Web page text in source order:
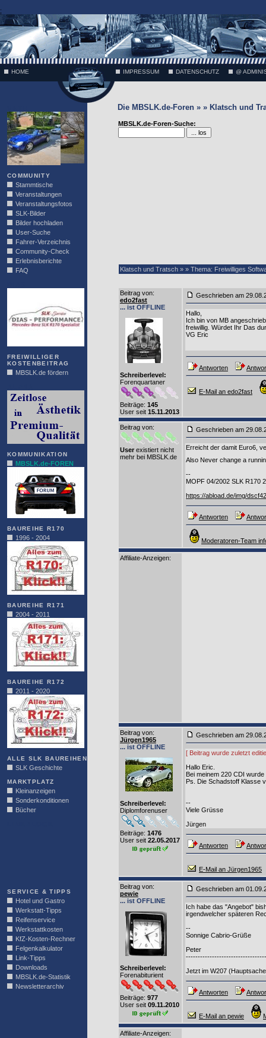
;
HOME IMPRESSUM DATENSCHUTZ @
COMMUNITY
Stammtische
Veranstaltungen
Veranstaltungsfotos
SLK-Bilder
Bilder hochladen
User-Suche
Fahrer-Verzeichnis
Community-Check
Erlebnisberichte
FAQ
FREIWILLIGER
KOSTENBEITRAG
MBSLK.de fördern
KOMMUNIKATION
MBSLK.de-FOREN
BAUREIHE R170
1996 - 2004
BAUREIHE R171
2004 - 2011
BAUREIHE R172
2011 - 2020
ALLE SLK BAUREIHEN
SLK Geschichte
MARKTPLATZ
Kleinanzeigen
Sonderkonditionen
Bücher
SERVICE & TIPPS
Hotel und Gastro
Werkstatt-Tipps
Reifenservice
Werkstattkosten
KfZ-Kosten-Rechner
Felgenkalkulator
Link-Tipps
Downloads
MBSLK.de-Statistik
Newsletterarchiv
Die MBSLK.de-Foren » » Klatsch und
MBSLK.de-Foren-Suche:
Klatsch und Tratsch » » Thema: Freiwilliges
Beitrag von:
edo2fast
... ist OFFLINE
Schreiberlevel:
Forenquartaner
Beiträge: 145
User seit 15.11.2013
Geschrieben am
Hallo,
Ich bin von MB
freiwillig. Würdet Ihr Das
VG Eric
Antworten
E-Mail an edo2fast
Beitrag von:
User existiert nicht
mehr bei MBSLK.de
Geschrieben am
Erreicht der damit Euro6,
Also Never change a
--
MOPF 04/2002 SLK R170
https://abload.de/img/
Antworten
Moderatoren-Team
Affiliate-Anzeigen:
Beitrag von:
Jürgen1965
... ist OFFLINE
Schreiberlevel:
Diplomforenuser
Beiträge: 1476
User seit 22.05.2017
Geschrieben am
[ Beitrag wurde zuletzt
Hallo Eric.
Bei meinem 220 CDI
Ps. Die Schadstoff Klasse
--
Viele Grüsse
Jürgen
Antworten
E-Mail an Jürgen1965
Beitrag von:
pewie
... ist OFFLINE
Schreiberlevel:
Forenabiturient
Beiträge: 977
User seit 09.11.2010
Geschrieben am
Ich habe das "Angebot"
irgendwelcher späteren
--
Sonnige Cabrio-Grüße
Peter
Jetzt im W207
Antworten
E-Mail an pewie
Affiliate-Anzeigen: